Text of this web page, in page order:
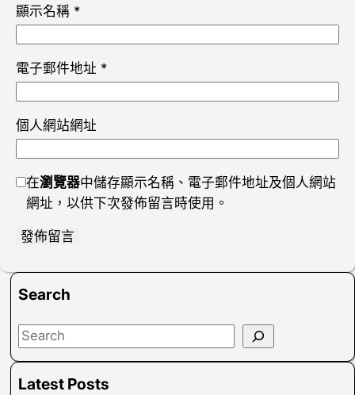
顯示名稱 *
電子郵件地址 *
個人網站網址
在瀏覽器中儲存顯示名稱、電子郵件地址及個人網站
網址，以供下次發佈留言時使用。
Search
S
aLatest Posts